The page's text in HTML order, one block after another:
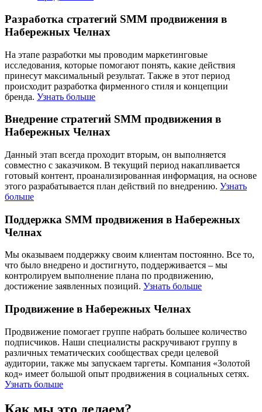
Разработка стратегий SMM продвижения в
Набережных Челнах
На этапе разработки мы проводим маркетинговые
исследования, которые помогают понять, какие действия
принесут максимальный результат. Также в этот период
происходит разработка фирменного стиля и концепции
бренда. Узнать больше
Внедрение стратегий SMM продвижения в
Набережных Челнах
Данный этап всегда проходит вторым, он выполняется
совместно с заказчиком. В текущий период накапливается
готовый контент, проанализированная информация, на основе
этого разрабатывается план действий по внедрению. Узнать
больше
Поддержка SMM продвижения в Набережных
Челнах
Мы оказываем поддержку своим клиентам постоянно. Все то,
что было внедрено и достигнуто, поддерживается – мы
контролируем выполнение плана по продвижению,
достижение заявленных позиций. Узнать больше
Продвижение в Набережных Челнах
Продвижение помогает группе набрать большее количество
подписчиков. Наши специалисты раскручивают группу в
различных тематических сообществах среди целевой
аудитории, также мы запускаем таргеты. Компания «Золотой
код» имеет большой опыт продвижения в социальных сетях.
Узнать больше
Как мы это делаем?